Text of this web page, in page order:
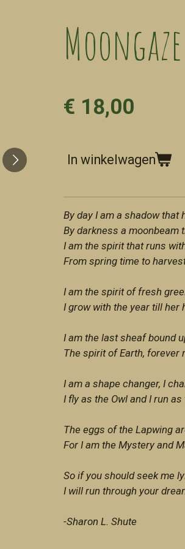
€ 18,00
In winkelwagen
By day I am a shadow that
By darkness a moonbeam
I am the spirit that runs
From spring time to
I am the spirit of fresh
I grow with the year till her
I am the last sheaf bound
The spirit of Earth, forever
I am a shape changer, I
I fly as the Owl and I run as
The eggs of the Lapwing
For I am the Mystery and
So if you should seek me
I will run through your
-Sharon L. Shute